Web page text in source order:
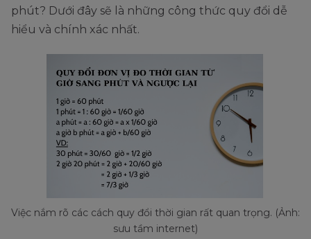
phút? Dưới đây sẽ là những công thức quy đổi dễ
hiểu và chính xác nhất.
Việc nắm rõ các cách quy đổi thời gian rất quan trọng. (Ảnh:
sưu tầm internet)